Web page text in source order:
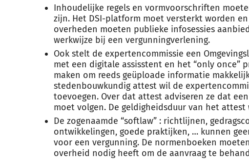
Inhoudelijke regels en vormvoorschriften
zijn. Het DSI-platform moet versterkt worden
overheden moeten publieke infosessies
werkwijze bij een vergunningverlening.
Ook stelt de expertencommissie een
met een digitale assisstent en het “only once”
maken om reeds geüploade informatie
stedenbouwkundig attest wil de
toevoegen. Over dat attest adviseren ze dat
moet volgen. De geldigheidsduur van het
De zogenaamde “softlaw” : richtlijnen,
ontwikkelingen, goede praktijken, … kunnen
voor een vergunning. De normenboeken
overheid nodig heeft om de aanvraag te